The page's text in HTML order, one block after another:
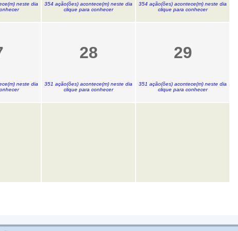
neste dia
354 ação(ões) acontece(m) neste dia
clique para conhecer
354 ação(ões) acontece(m) neste dia
clique para conhecer
neste dia
28
351 ação(ões) acontece(m) neste dia
clique para conhecer
29
351 ação(ões) acontece(m) neste dia
clique para conhecer